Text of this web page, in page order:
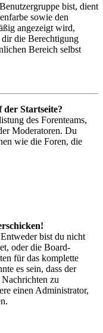
bist, dient
sowie den
angezeigt wird,
die Berechtigung
Bereich selbst
der Startseite?
des Forenteams,
Moderatoren. Du
wie die Foren, die
bist du nicht
oder die Board-
für das komplette
es sein, dass der
zu
einen Administrator,